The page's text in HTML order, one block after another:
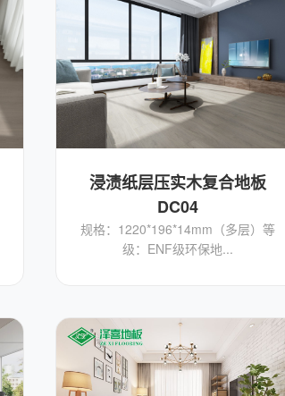
浸渍纸层压实木复合地板
DC04
规格：1220*196*14mm（多层）等
级：ENF级环保地...